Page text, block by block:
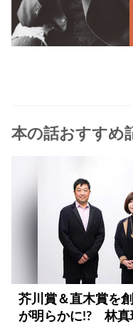
本の話おすすめ
芥川賞＆直木賞を
が明らかに!? 林真